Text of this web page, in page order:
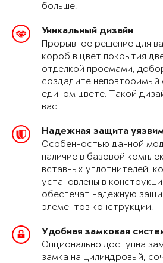
больше!
Уникальный дизайн
Прорывное решение для
короб в цвет покрытия
отделкой проемами,
создадите неповторимый
едином цвете. Такой
вас!
Надежная защита
Особенностью данной
наличие в базовой
вставных уплотнителей,
установлены в
обеспечат надежную
элементов конструкции.
Удобная замковая
Опционально доступна
замка на цилиндровый,